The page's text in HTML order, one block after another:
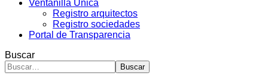
Ventanilla Única
Registro arquitectos
Registro sociedades
Portal de Transparencia
Buscar
Buscar